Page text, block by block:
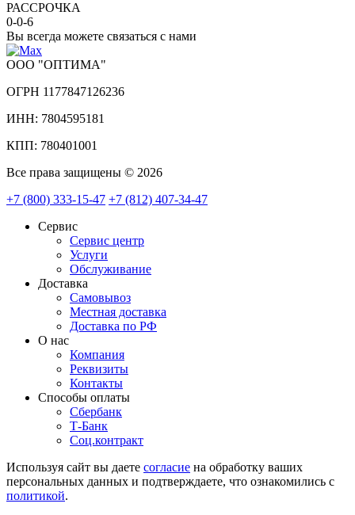
РАССРОЧКА
0-0-6
Вы всегда можете связаться с нами
ООО "ОПТИМА"
ОГРН 1177847126236
ИНН: 7804595181
КПП: 780401001
Все права защищены © 2026
+7 (800) 333-15-47 +7 (812) 407-34-47
Сервис
Сервис центр
Услуги
Обслуживание
Доставка
Самовывоз
Местная доставка
Доставка по РФ
О нас
Компания
Реквизиты
Контакты
Cпособы оплаты
Сбербанк
Т-Банк
Соц.контракт
Используя сайт вы даете согласие на обработку ваших
персональных данных и подтверждаете, что ознакомились с
политикой.